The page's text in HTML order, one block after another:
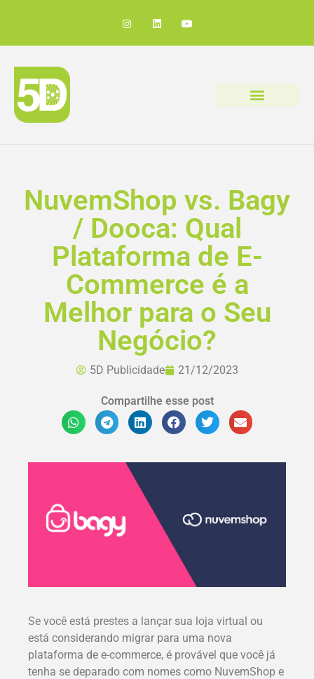
NuvemShop vs. Bagy
/ Dooca: Qual
Plataforma de E-
Commerce é a
Melhor para o Seu
Negócio?
5D Publicidade 21/12/2023
Compartilhe esse post
Se você está prestes a lançar sua loja virtual ou
está considerando migrar para uma nova
plataforma de e-commerce, é provável que você já
tenha se deparado com nomes como NuvemShop e